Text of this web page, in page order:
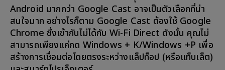
Android มากกว่า Google Cast อาจเป็นตัวเลือกที่น่า
สนใจมาก อย่างไรก็ตาม Google Cast ต้องใช้ Google
Chrome ซึ่งเข้ากันไม่ได้กับ Wi-Fi Direct ดังนั้น คุณไม่
สามารถเพียงแค่กด Windows + K/Windows +P เพื่อ
สร้างการเชื่อมต่อโดยตรงระหว่างแล็ปท็อป (หรือแท็บเล็ต)